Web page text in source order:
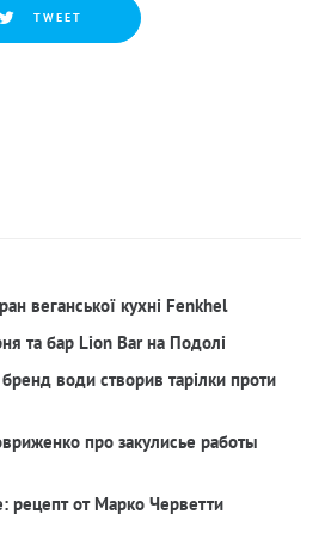
TWEET
веганської кухні Fenkhel
та бар Lion Bar на Подолі
води створив тарілки проти
про закулисье работы
рецепт от Марко Черветти